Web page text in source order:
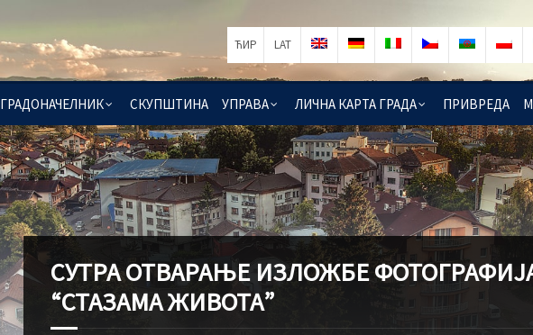
ГРАДОНАЧЕЛНИК СКУПШТИНА УПРАВА ЛИЧНА КАРТА ГРАДА ПРИВРЕДА
ЋИР LAT
СУТРА ОТВАРАЊЕ ИЗЛОЖБЕ
“СТАЗАМА ЖИВОТА”